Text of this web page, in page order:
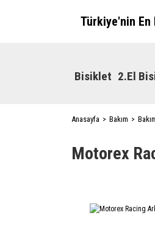
Türkiye'nin En
Bisiklet 2.El
Anasayfa Bakım
Motorex